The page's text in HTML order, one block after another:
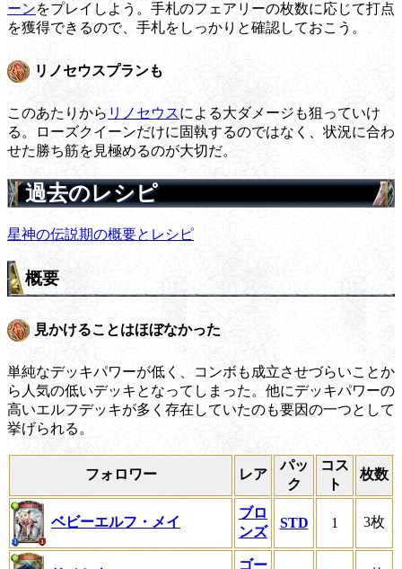
ーンをプレイしよう。手札のフェアリーの枚数に応じて打点
を獲得できるので、手札をしっかりと確認しておこう。
リノセウスプランも
このあたりから リノセウスによる大ダメージも狙っていけ
る。ローズクイーンだけに固執するのではなく、状況に合わ
せた勝ち筋を見極めるのが大切だ。
過去のレシピ
星神の伝説期の概要とレシピ
概要
見かけることはほぼなかった
単純なデッキパワーが低く、コンボも成立させづらいことか
ら人気の低いデッキとなってしまった。他にデッキパワーの
高いエルフデッキが多く存在していたのも要因の一つとして
挙げられる。
フォロワー レア
パッ
ク
コス
ト
枚数
ベビーエルフ・メイ
ブロ
ンズ
STD 1 3枚
ゴー